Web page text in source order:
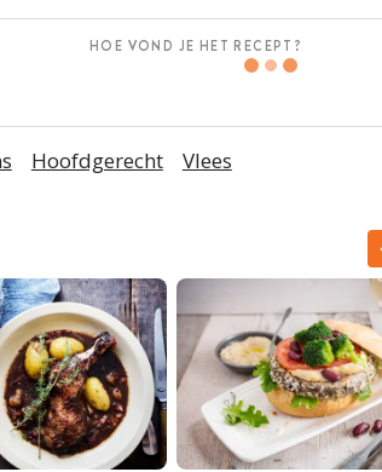
HOE VOND JE HET RECEPT?
Hoofdgerecht Vlees